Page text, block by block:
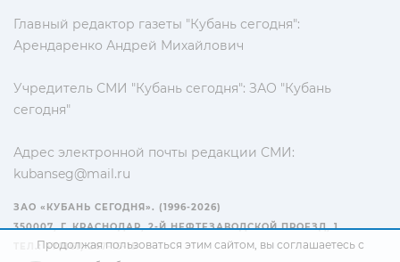
Главный редактор газеты "Кубань сегодня":
Арендаренко Андрей Михайлович
Учредитель СМИ "Кубань сегодня": ЗАО "Кубань
сегодня"
Адрес электронной почты редакции СМИ:
kubanseg@mail.ru
ЗАО «КУБАНЬ СЕГОДНЯ». (1996-2026)
350007, Г. КРАСНОДАР, 2-Й НЕФТЕЗАВОДСКОЙ ПРОЕЗД, 1
ТЕЛ.: +7(861) 267-15-15
Продолжая пользоваться этим сайтом, вы соглашаетесь с